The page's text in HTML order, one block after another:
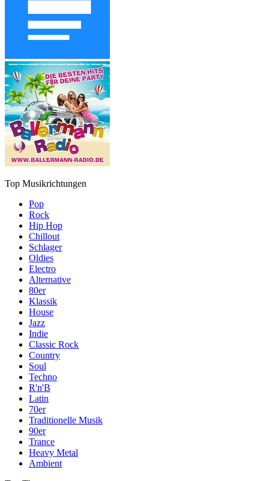
Top Musikrichtungen
Pop
Rock
Hip Hop
Chillout
Schlager
Oldies
Electro
Alternative
80er
Klassik
House
Jazz
Indie
Classic Rock
Country
Soul
Techno
R'n'B
Latin
70er
Traditionelle Musik
90er
Trance
Heavy Metal
Ambient